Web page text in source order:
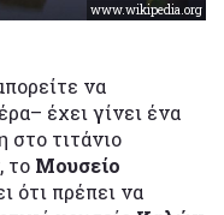
www.wikipedia.org
να
έχει γίνει ένα
στο τιτάνιο
το Μουσείο
ότι πρέπει να